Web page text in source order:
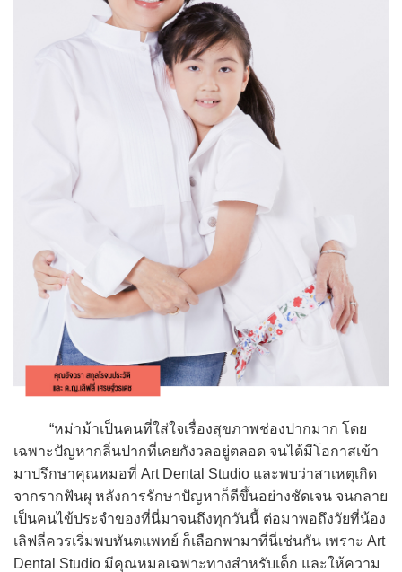
“หม่าม้าเป็นคนที่ใส่ใจเรื่องสุขภาพช่องปากมาก โดย
เฉพาะปัญหากลิ่นปากที่เคยกังวลอยู่ตลอด จนได้มีโอกาสเข้า
มาปรึกษาคุณหมอที่ Art Dental Studio และพบว่าสาเหตุเกิด
จากรากฟันผุ หลังการรักษาปัญหาก็ดีขึ้นอย่างชัดเจน จนกลาย
เป็นคนไข้ประจำของที่นี่มาจนถึงทุกวันนี้ ต่อมาพอถึงวัยที่น้อง
เลิฟลี่ควรเริ่มพบทันตแพทย์ ก็เลือกพามาที่นี่เช่นกัน เพราะ Art
Dental Studio มีคุณหมอเฉพาะทางสำหรับเด็ก และให้ความ